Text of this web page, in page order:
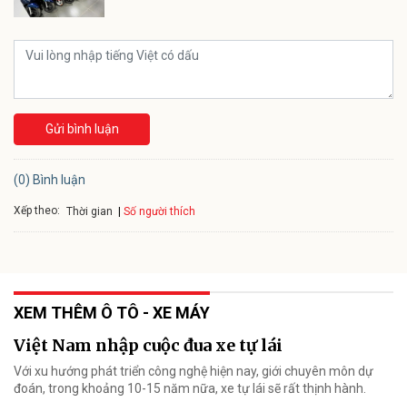
Gửi bình luận
(0) Bình luận
Xếp theo: Thời gian Số người thích
XEM THÊM Ô TÔ - XE MÁY
Việt Nam nhập cuộc đua xe tự lái
Với xu hướng phát triển công nghệ hiện nay, giới chuyên môn dự
đoán, trong khoảng 10-15 năm nữa, xe tự lái sẽ rất thịnh hành.